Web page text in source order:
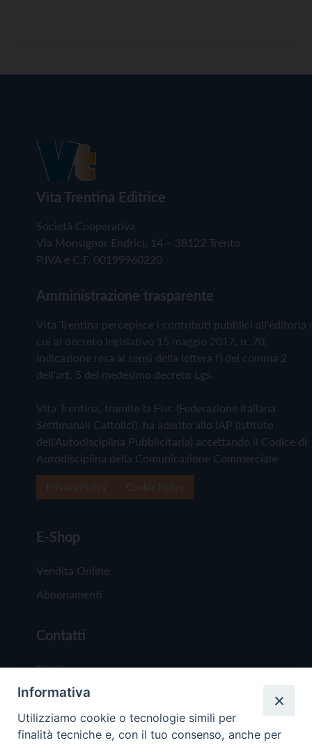
Vita Trentina Editrice
Società Cooperativa
Via Monsignor Endrici, 14 – 38122 Trento
P.IVA e C.F. 00199960220
Amministrazione trasparente
Vita Trentina percepisce i contributi pubblici all'editoria
cui al decreto legislativo 15 maggio 2017, n. 70.
Indicazione resa ai sensi della lettera f) del comma 2
dell'art. 5 del medesimo decreto Lgs.
Vita Trentina, tramite la Fisc (Federazione Italiana
Settimanali Cattolici), ha aderito allo IAP (Istituto
dell'Autodisciplina Pubblicitaria) accettando il Codice di
Autodisciplina della Comunicazione Commerciale
E-Shop
Vendita Online
Abbonamenti
Contatti
Chi Siamo
Redazione
Scrivici
Informativa
Utilizziamo cookie o tecnologie simili per
finalità tecniche e, con il tuo consenso, anche per